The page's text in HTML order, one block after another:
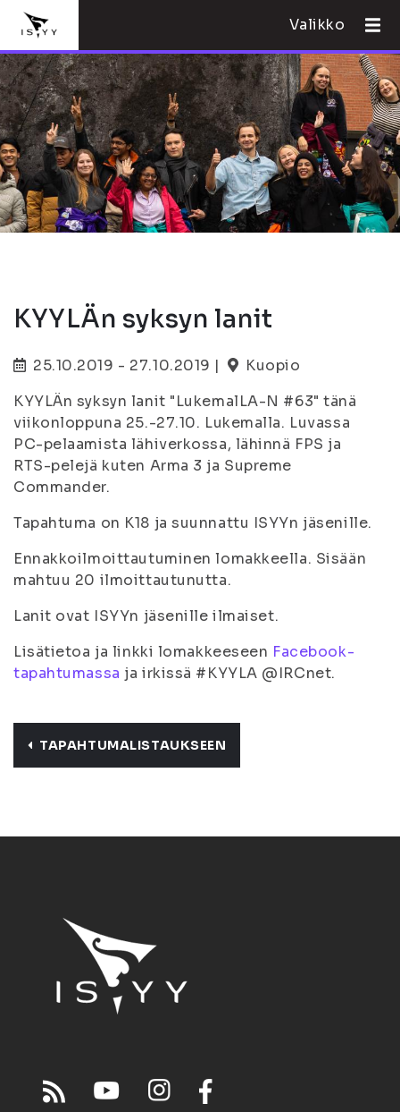
Valikko
KYYLÄn syksyn lanit
25.10.2019 - 27.10.2019 |
Kuopio
KYYLÄn syksyn lanit "LukemalLA-N #63" tänä
viikonloppuna 25.-27.10. Lukemalla. Luvassa
PC-pelaamista lähiverkossa, lähinnä FPS ja
RTS-pelejä kuten Arma 3 ja Supreme
Commander.
Tapahtuma on K18 ja suunnattu ISYYn jäsenille.
Ennakkoilmoittautuminen lomakkeella. Sisään
mahtuu 20 ilmoittautunutta.
Lanit ovat ISYYn jäsenille ilmaiset.
Lisätietoa ja linkki lomakkeeseen Facebook-
tapahtumassa ja irkissä #KYYLA @IRCnet.
TAPAHTUMALISTAUKSEEN